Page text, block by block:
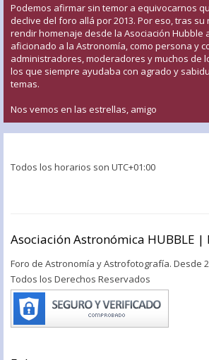
Podemos afirmar sin temor a equivocarnos
declive del foro allá por 2013. Por eso, tras
rendir homenaje desde la Asociación Hubble
aficionado a la Astronomía, como persona y
administradores, moderadores y muchos de
los que siempre ayudaba con agrado y
temas.
Nos vemos en las estrellas, amigo
Todos los horarios son UTC+01:00
Asociación Astronómica HUBBLE |
Foro de Astronomía y Astrofotografía. Desde
Todos los Derechos Reservados